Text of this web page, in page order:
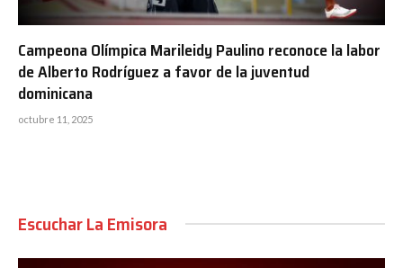
Campeona Olímpica Marileidy Paulino reconoce la labor
de Alberto Rodríguez a favor de la juventud
dominicana
octubre 11, 2025
Escuchar La Emisora